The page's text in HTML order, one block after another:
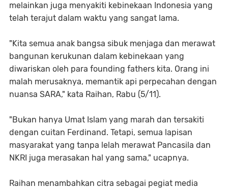
melainkan juga menyakiti kebinekaan Indonesia yang
telah terajut dalam waktu yang sangat lama.
"Kita semua anak bangsa sibuk menjaga dan merawat
bangunan kerukunan dalam kebinekaan yang
diwariskan oleh para founding fathers kita. Orang ini
malah merusaknya, memantik api perpecahan dengan
nuansa SARA," kata Raihan, Rabu (5/11).
"Bukan hanya Umat Islam yang marah dan tersakiti
dengan cuitan Ferdinand. Tetapi, semua lapisan
masyarakat yang tanpa lelah merawat Pancasila dan
NKRI juga merasakan hal yang sama," ucapnya.
Raihan menambahkan citra sebagai pegiat media